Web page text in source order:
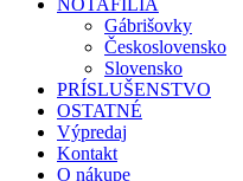
Gábrišovky
Československo
Slovensko
PRÍSLUŠENSTVO
OSTATNÉ
Výpredaj
Kontakt
O nákupe